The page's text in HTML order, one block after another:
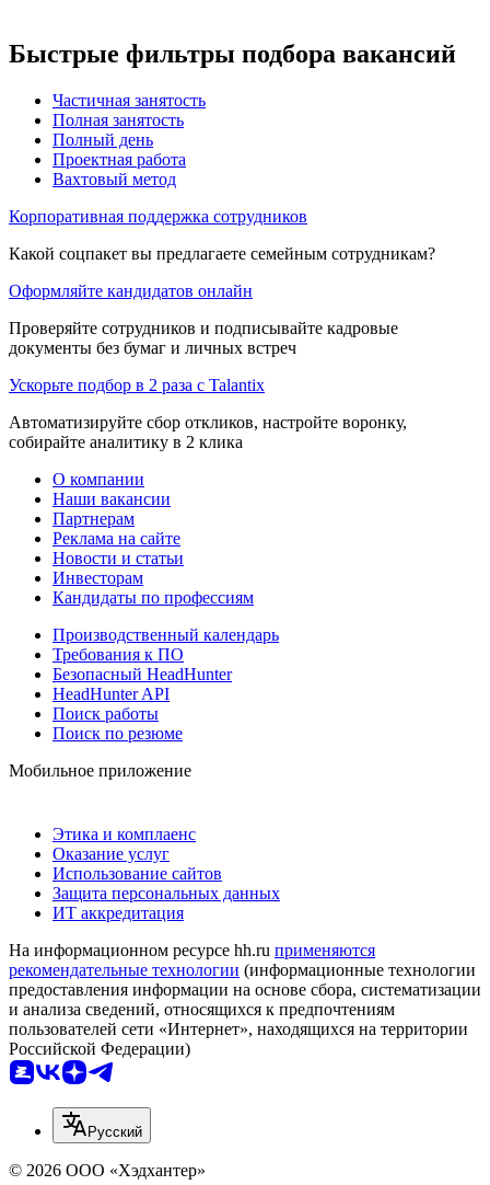
Быстрые фильтры подбора вакансий
Частичная занятость
Полная занятость
Полный день
Проектная работа
Вахтовый метод
Корпоративная поддержка сотрудников
Какой соцпакет вы предлагаете семейным сотрудникам?
Оформляйте кандидатов онлайн
Проверяйте сотрудников и подписывайте кадровые
документы без бумаг и личных встреч
Ускорьте подбор в 2 раза с Talantix
Автоматизируйте сбор откликов, настройте воронку,
собирайте аналитику в 2 клика
О компании
Наши вакансии
Партнерам
Реклама на сайте
Новости и статьи
Инвесторам
Кандидаты по профессиям
Производственный календарь
Требования к ПО
Безопасный HeadHunter
HeadHunter API
Поиск работы
Поиск по резюме
Мобильное приложение
Этика и комплаенс
Оказание услуг
Использование сайтов
Защита персональных данных
ИТ аккредитация
На информационном ресурсе hh.ru применяются
рекомендательные технологии (информационные технологии
предоставления информации на основе сбора, систематизации
и анализа сведений, относящихся к предпочтениям
пользователей сети «Интернет», находящихся на территории
Российской Федерации)
Русский
© 2026 ООО «Хэдхантер»